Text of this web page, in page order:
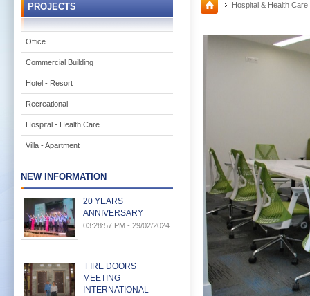
PROJECTS
Office
Commercial Building
Hotel - Resort
Recreational
Hospital - Health Care
Villa - Apartment
NEW INFORMATION
20 YEARS
ANNIVERSARY
03:28:57 PM - 29/02/2024
FIRE DOORS
MEETING
INTERNATIONAL
Hospital & Health Care